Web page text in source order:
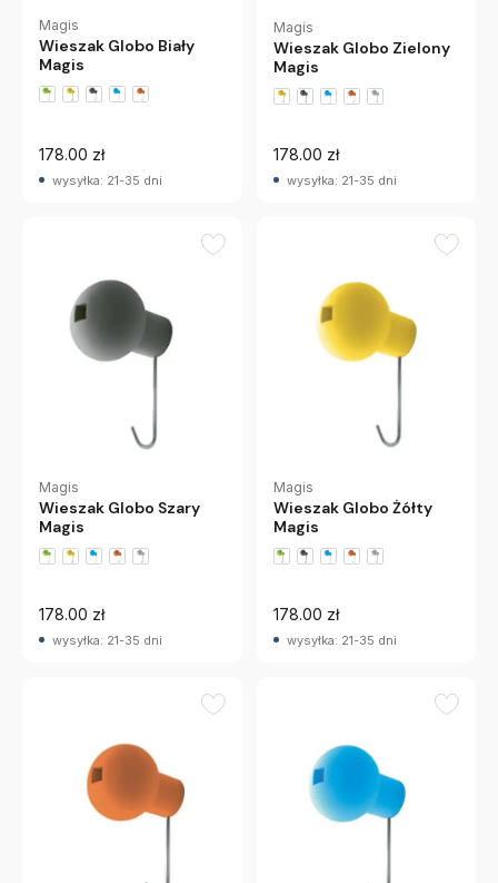
Magis
Wieszak Globo Biały
Magis
178.00 zł
wysyłka: 21-35 dni
Magis
Wieszak Globo Zielony
Magis
178.00 zł
wysyłka: 21-35 dni
Magis
Wieszak Globo Szary
Magis
178.00 zł
wysyłka: 21-35 dni
Magis
Wieszak Globo Żółty
Magis
178.00 zł
wysyłka: 21-35 dni